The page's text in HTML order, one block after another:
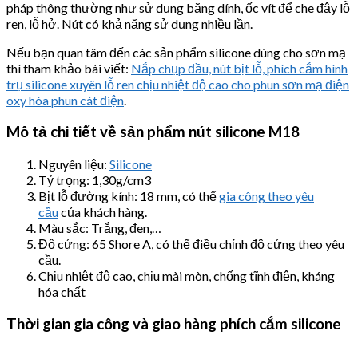
pháp thông thường như sử dụng băng dính, ốc vít để che đậy lỗ
ren, lỗ hở. Nút có khả năng sử dụng nhiều lần.
Nếu bạn quan tâm đến các sản phẩm silicone dùng cho sơn mạ
thì tham khảo bài viết: Nắp chụp đầu, nút bịt lỗ, phích cắm hình
trụ silicone xuyên lỗ ren chịu nhiệt độ cao cho phun sơn mạ điện
oxy hóa phun cát điện
Mô tả chi tiết về sản phẩm nút silicone M18
Nguyên liệu: Silicone
Tỷ trọng: 1,30g/cm3
Bịt lỗ đường kính: 18 mm, có thểgia công theo yêu
cầucủa khách hàng.
Màu sắc: Trắng, đen,…
Độ cứng: 65 Shore A, có thể điều chỉnh độ cứng theo yêu
cầu.
Chịu nhiệt độ cao, chịu mài mòn, chống tĩnh điện, kháng
hóa chất
Thời gian gia công và giao hàng phích cắm silicone